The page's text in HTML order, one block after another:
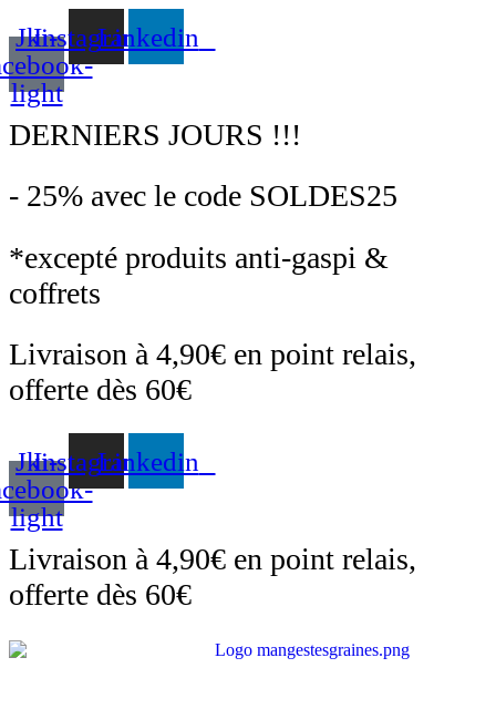
au
contenu
Jki-
light
InstagramLinkedin
DERNIERS JOURS !!!
- 25% avec le code SOLDES25
*excepté produits anti-gaspi &
coffrets
Livraison à 4,90€ en point relais,
offerte dès 60€
Jki-
light
InstagramLinkedin
Livraison à 4,90€ en point relais,
offerte dès 60€